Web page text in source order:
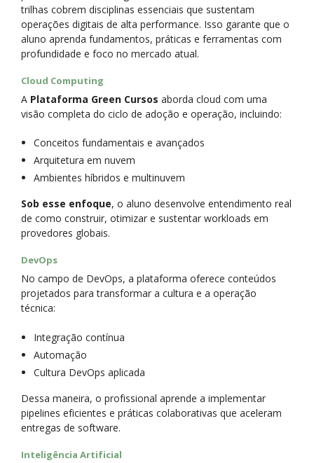
trilhas cobrem disciplinas essenciais que sustentam
operações digitais de alta performance. Isso garante que o
aluno aprenda fundamentos, práticas e ferramentas com
profundidade e foco no mercado atual.
Cloud Computing
A Plataforma Green Cursos aborda cloud com uma
visão completa do ciclo de adoção e operação, incluindo:
Conceitos fundamentais e avançados
Arquitetura em nuvem
Ambientes híbridos e multinuvem
Sob esse enfoque, o aluno desenvolve entendimento real
de como construir, otimizar e sustentar workloads em
provedores globais.
DevOps
No campo de DevOps, a plataforma oferece conteúdos
projetados para transformar a cultura e a operação
técnica:
Integração contínua
Automação
Cultura DevOps aplicada
Dessa maneira, o profissional aprende a implementar
pipelines eficientes e práticas colaborativas que aceleram
entregas de software.
Inteligência Artificial